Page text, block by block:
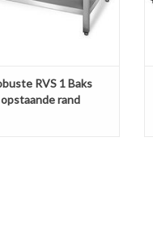
RVS 1 Baks
rand